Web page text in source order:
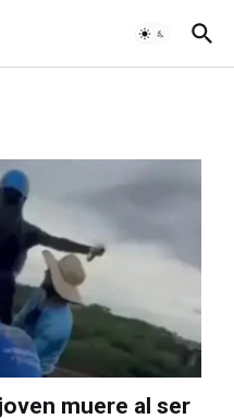
muere al ser